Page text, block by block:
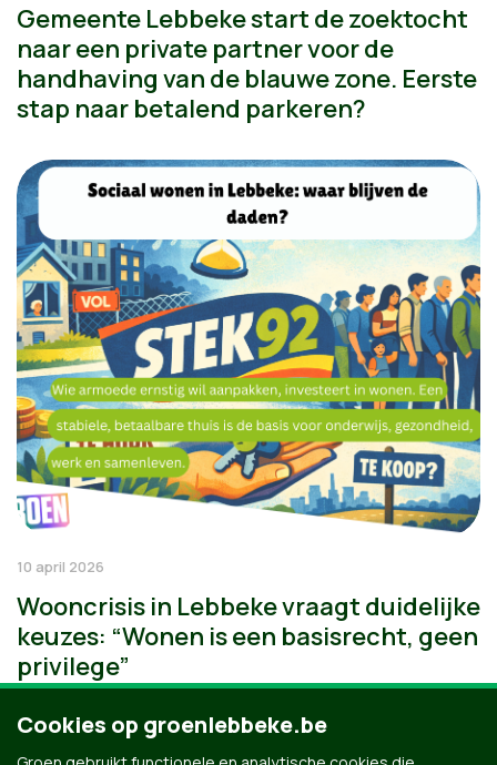
Gemeente Lebbeke start de zoektocht
naar een private partner voor de
handhaving van de blauwe zone. Eerste
stap naar betalend parkeren?
10 april 2026
Wooncrisis in Lebbeke vraagt duidelijke
keuzes: “Wonen is een basisrecht, geen
privilege”
Cookies op groenlebbeke.be